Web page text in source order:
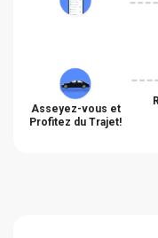
Asseyez-vous et
Profitez du Trajet!